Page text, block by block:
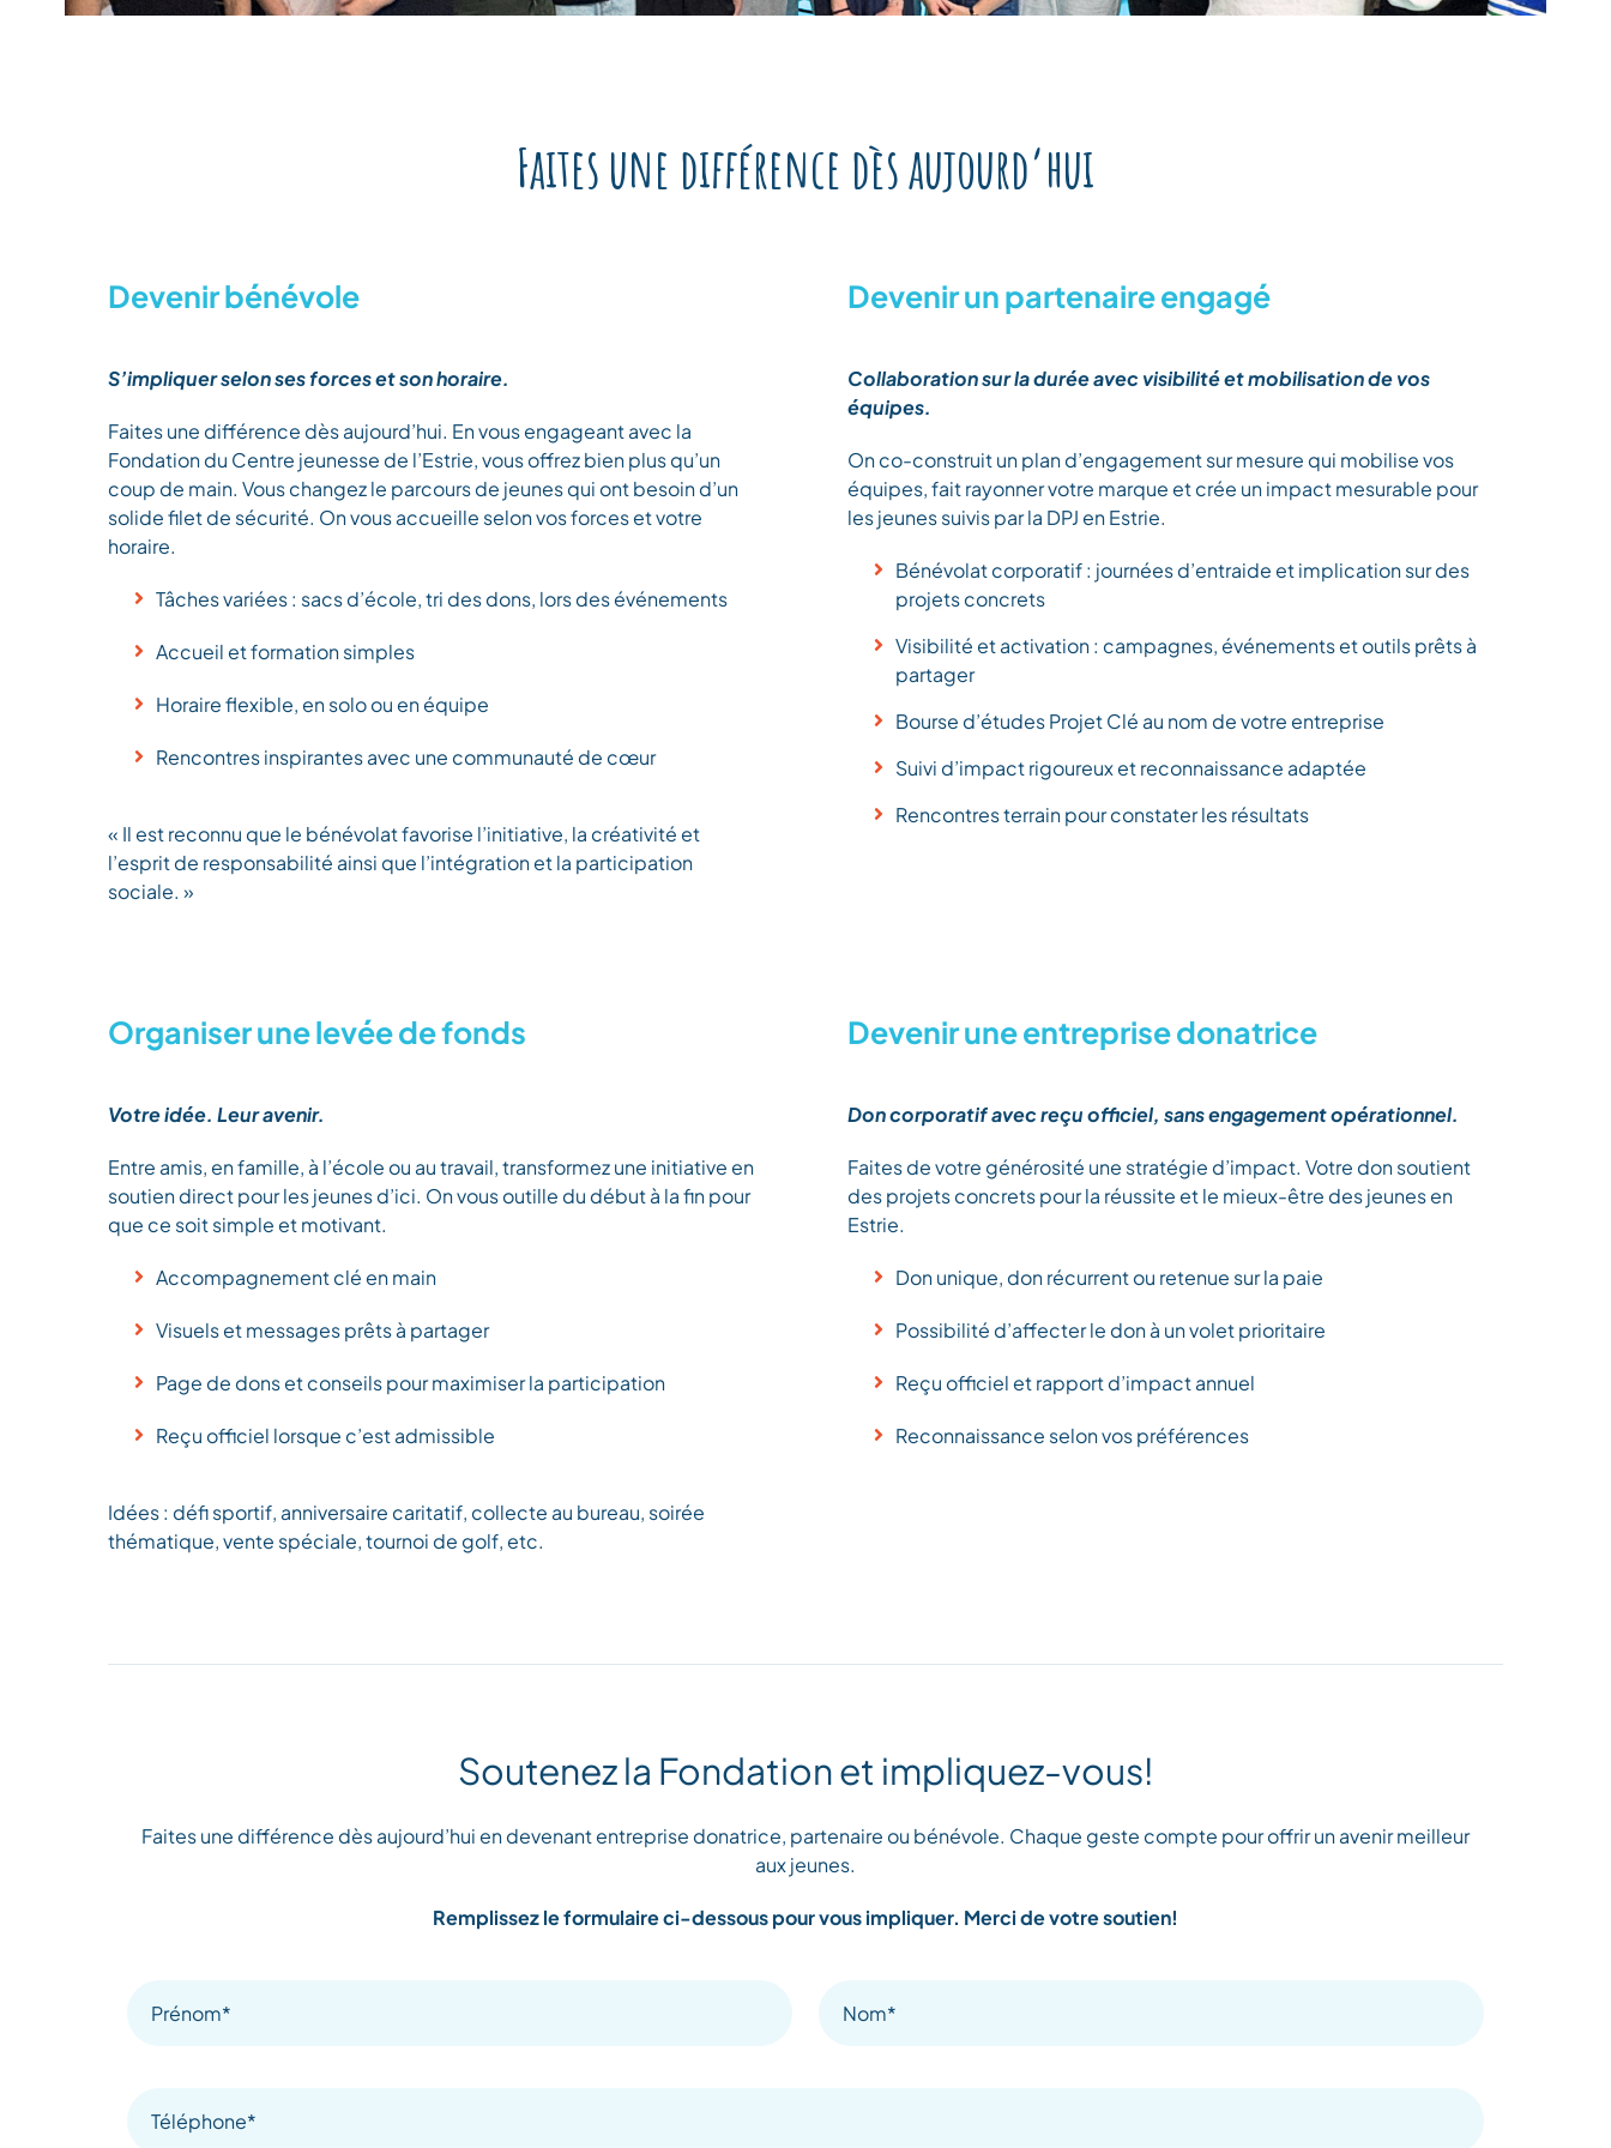
Faites une différence dès aujourd’hui
Devenir bénévole
S’impliquer selon ses forces et son horaire.
Faites une différence dès aujourd’hui. En vous engageant avec la
Fondation du Centre jeunesse de l’Estrie, vous offrez bien plus qu’un
coup de main. Vous changez le parcours de jeunes qui ont besoin d’un
solide filet de sécurité. On vous accueille selon vos forces et votre
horaire.
Tâches variées : sacs d’école, tri des dons, lors des événements
Accueil et formation simples
Horaire flexible, en solo ou en équipe
Rencontres inspirantes avec une communauté de cœur
« Il est reconnu que le bénévolat favorise l’initiative, la créativité et
l’esprit de responsabilité ainsi que l’intégration et la participation
sociale. »
Devenir un partenaire engagé
Collaboration sur la durée avec visibilité et mobilisation de vos
équipes.
On co-construit un plan d’engagement sur mesure qui mobilise vos
équipes, fait rayonner votre marque et crée un impact mesurable pour
les jeunes suivis par la DPJ en Estrie.
Bénévolat corporatif : journées d’entraide et implication sur des
projets concrets
Visibilité et activation : campagnes, événements et outils prêts à
partager
Bourse d’études Projet Clé au nom de votre entreprise
Suivi d’impact rigoureux et reconnaissance adaptée
Rencontres terrain pour constater les résultats
Organiser une levée de fonds
Votre idée. Leur avenir.
Entre amis, en famille, à l’école ou au travail, transformez une initiative en
soutien direct pour les jeunes d’ici. On vous outille du début à la fin pour
que ce soit simple et motivant.
Accompagnement clé en main
Visuels et messages prêts à partager
Page de dons et conseils pour maximiser la participation
Reçu officiel lorsque c’est admissible
Idées : défi sportif, anniversaire caritatif, collecte au bureau, soirée
thématique, vente spéciale, tournoi de golf, etc.
Devenir une entreprise donatrice
Don corporatif avec reçu officiel, sans engagement opérationnel.
Faites de votre générosité une stratégie d’impact. Votre don soutient
des projets concrets pour la réussite et le mieux-être des jeunes en
Estrie.
Don unique, don récurrent ou retenue sur la paie
Possibilité d’affecter le don à un volet prioritaire
Reçu officiel et rapport d’impact annuel
Reconnaissance selon vos préférences
Soutenez la Fondation et impliquez-vous!
Faites une différence dès aujourd’hui en devenant entreprise donatrice, partenaire ou bénévole. Chaque geste compte pour offrir un avenir meilleur
aux jeunes.
Remplissez le formulaire ci-dessous pour vous impliquer. Merci de votre soutien!